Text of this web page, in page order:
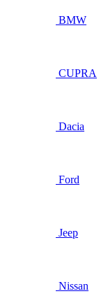
BMW
CUPRA
Dacia
Ford
Jeep
Nissan